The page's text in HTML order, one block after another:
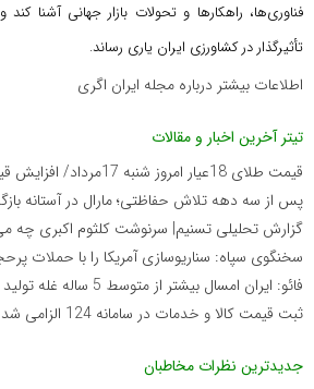
فناوری‌ها، راهکارها و تحولات بازار جهانی آشنا
تأثیرگذار در کشاورزی ایران یاری رساند.
اطلاعات بیشتر درباره مجله ایران اگری
تیتر آخرین اخبار و مقالات
قیمت طلای 18عیار امروز شنبه 17مرداد/ افزایش قیمت + جدول و جزئیات
پس از سه دهه تلاش حفاظتی؛ مارال در آستانه
گزارش تحلیلی تسنیم| سرنوشت کلثوم اکبری چه
سخنگوی سپاه: سناریوسازی آمریکا را با حملات
فائو: ایران امسال بیشتر از متوسط 5 ساله غله تولید می‌کند
ثبت قیمت کالا و خدمات در سامانه 124 الزامی شد
جدیدترین نظرات مخاطبان